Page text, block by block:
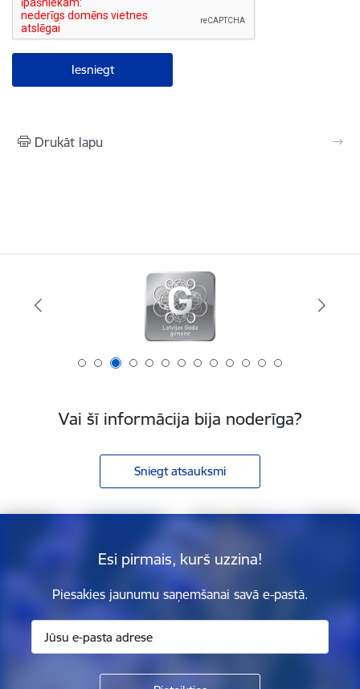
Drukāt lapu
Vai šī informācija bija noderīga?
Sniegt atsauksmi
Esi pirmais, kurš uzzina!
Piesakies jaunumu saņemšanai savā e-pastā.